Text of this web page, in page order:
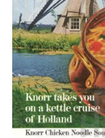
Konzerne
Epoche